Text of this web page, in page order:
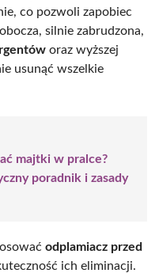
co pozwoli zapobiec
silnie zabrudzona,
oraz wyższej
usunąć wszelkie
majtki w pralce?
poradnik i zasady
odplamiacz przed
ich eliminacji.